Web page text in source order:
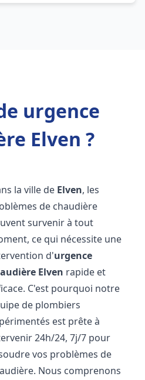
urgence
Elven ?
la ville de Elven, les
de chaudière
survenir à tout
ce qui nécessite une
d'urgence
Elven rapide et
C'est pourquoi notre
de plombiers
est prête à
24h/24, 7j/7 pour
vos problèmes de
Nous comprenons